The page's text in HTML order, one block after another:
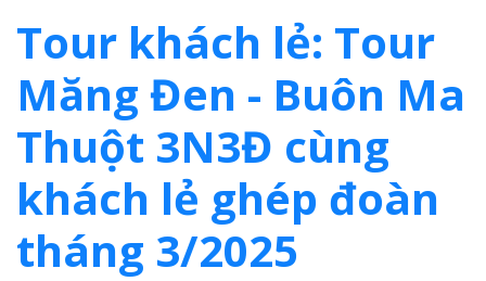
Tour khách lẻ: Tour
Măng Đen - Buôn Ma
Thuột 3N3Đ cùng
khách lẻ ghép đoàn
tháng 3/2025